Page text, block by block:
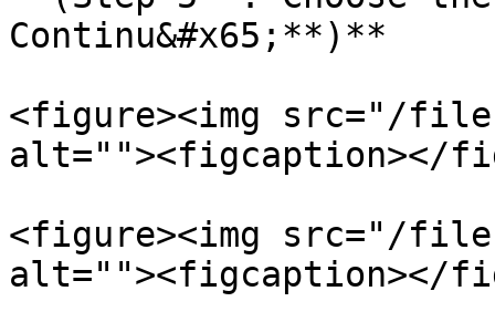
Continu&#x65;**)**
<figure><img src="/files/
alt=""><figcaption></
<figure><img src="/files/
alt=""><figcaption></